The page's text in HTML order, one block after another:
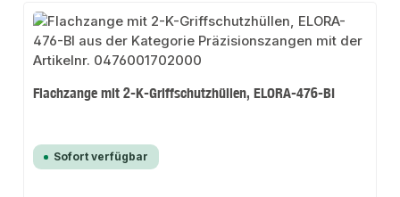
Flachzange mit 2-K-Griffschutzhüllen, ELORA-476-BI
Sofort verfügbar